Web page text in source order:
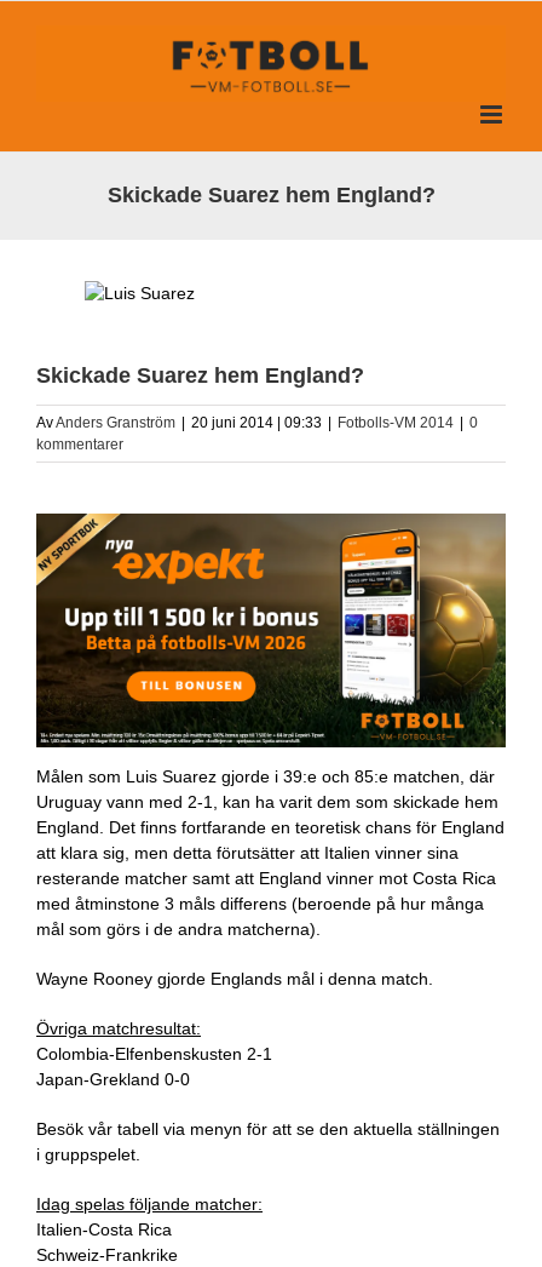
Skickade Suarez hem England?
Skickade Suarez hem England?
AvAnders Granström | 20 juni 2014 | 09:33 | Fotbolls-VM 2014 | 0
kommentarer
Målen som Luis Suarez gjorde i 39:e och 85:e matchen, där
Uruguay vann med 2-1, kan ha varit dem som skickade hem
England. Det finns fortfarande en teoretisk chans för England
att klara sig, men detta förutsätter att Italien vinner sina
resterande matcher samt att England vinner mot Costa Rica
med åtminstone 3 måls differens (beroende på hur många
mål som görs i de andra matcherna).
Wayne Rooney gjorde Englands mål i denna match.
Övriga matchresultat:
Colombia-Elfenbenskusten 2-1
Japan-Grekland 0-0
Besök vår tabell via menyn för att se den aktuella ställningen
i gruppspelet.
Idag spelas följande matcher:
Italien-Costa Rica
Schweiz-Frankrike